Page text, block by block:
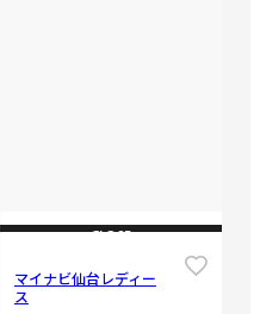
CLOSE
マイナビ仙台レディー
ス